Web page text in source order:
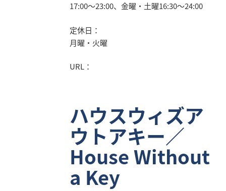
17:00～23:00、金曜・土曜16:30～24:00
定休日：
月曜・火曜
URL：
ハウスウィズア
ウトアキー／
House Without
a Key